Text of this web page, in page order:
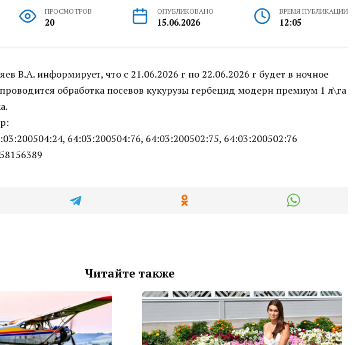
ПРОСМОТРОВ
20
ОПУБЛИКОВАНО
15.06.2026
ВРЕМЯ ПУБЛИКАЦИИ
12:05
В.А. информирует, что с 21.06.2026 г по 22.06.2026 г будет в ночное
обработка посевов кукурузы гербецид модерн премиум 1 л\га
64:03:200504:76, 64:03:200502:75, 64:03:200502:76
Читайте также